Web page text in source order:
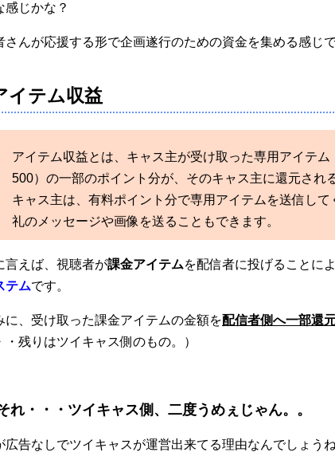
感じかな？
さんが応援する形で企画遂行のための資金を集める感じで
テム収益
アイテム収益とは、キャス主が受け取った専用アイテム
500）の一部のポイント分が、そのキャス主に還元され
キャス主は、有料ポイント分で専用アイテムを送信して
礼のメッセージや画像を送ることもできます。
言えば、視聴者が課金アイテムを配信者に投げることに
テムです。
に、受け取った課金アイテムの金額を配信者側へ一部還
・残りはツイキャス側のもの。）
れ・・・ツイキャス側、二度うめぇじゃん。。
広告なしでツイキャスが運営出来てる理由なんでしょう